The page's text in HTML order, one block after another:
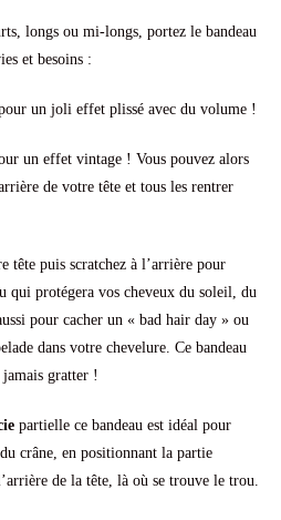
longs ou mi-longs, portez le bandeau
et besoins :
un joli effet plissé avec du volume !
un effet vintage ! Vous pouvez alors
de votre tête et tous les rentrer
tête puis scratchez à l’arrière pour
qui protégera vos cheveux du soleil, du
pour cacher un « bad hair day » ou
dans votre chevelure. Ce bandeau
gratter !
partielle ce bandeau est idéal pour
crâne, en positionnant la partie
de la tête, là où se trouve le trou.